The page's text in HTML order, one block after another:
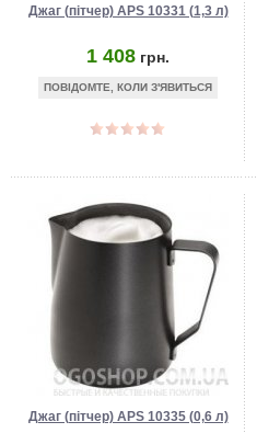
Джаг (пітчер) APS 10331 (1,3 л)
1 408 грн.
ПОВІДОМТЕ, КОЛИ З'ЯВИТЬСЯ
Джаг (пітчер) APS 10335 (0,6 л)